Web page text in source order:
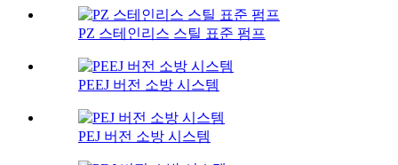
PZ 스테인리스 스틸 표준 펌프
PEEJ 버전 소방 시스템
PEJ 버전 소방 시스템